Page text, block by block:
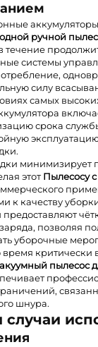
ручной
течение
системы
силу
самых
срока
минимизирует
этотПылесосу
к качеству
предоставляют
позволяя
уборочные
время критически
пылесос
шнура.